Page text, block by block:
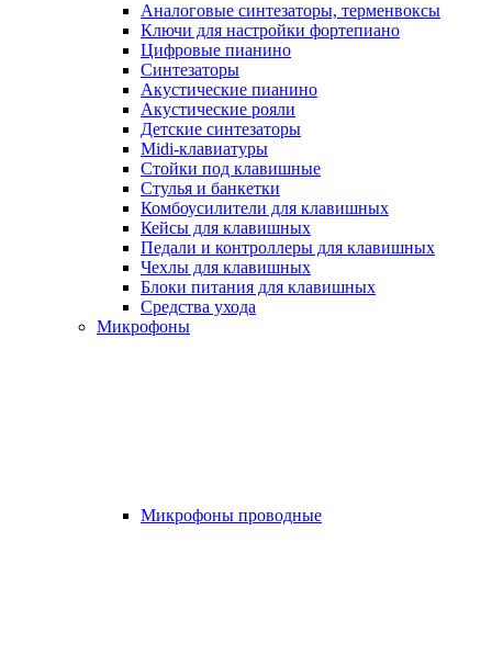
Аналоговые синтезаторы, терменвоксы
Ключи для настройки фортепиано
Цифровые пианино
Синтезаторы
Акустические пианино
Акустические рояли
Детские синтезаторы
Midi-клавиатуры
Стойки под клавишные
Стулья и банкетки
Комбоусилители для клавишных
Кейсы для клавишных
Педали и контроллеры для клавишных
Чехлы для клавишных
Блоки питания для клавишных
Средства ухода
Микрофоны
Микрофоны проводные